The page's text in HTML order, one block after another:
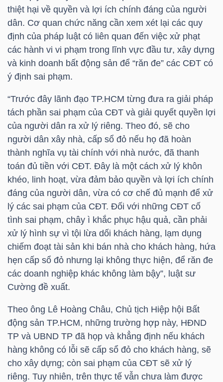
thiệt hại về quyền và lợi ích chính đáng của người
dân. Cơ quan chức năng cần xem xét lại các quy
định của pháp luật có liên quan đến việc xử phạt
các hành vi vi phạm trong lĩnh vực đầu tư, xây dựng
và kinh doanh bất động sản để “răn đe” các CĐT có
ý định sai phạm.
“Trước đây lãnh đạo TP.HCM từng đưa ra giải pháp
tách phần sai phạm của CĐT và giải quyết quyền lợi
của người dân ra xử lý riêng. Theo đó, sẽ cho
người dân xây nhà, cấp sổ đỏ nếu họ đã hoàn
thành nghĩa vụ tài chính với nhà nước, đã thanh
toán đủ tiền với CĐT. Đây là một cách xử lý khôn
khéo, linh hoạt, vừa đảm bảo quyền và lợi ích chính
đáng của người dân, vừa có cơ chế đủ mạnh để xử
lý các sai phạm của CĐT. Đối với những CĐT cố
tình sai phạm, chây ì khắc phục hậu quả, cần phải
xử lý hình sự vì tội lừa dối khách hàng, lạm dụng
chiếm đoạt tài sản khi bán nhà cho khách hàng, hứa
hẹn cấp sổ đỏ nhưng lại không thực hiện, để răn đe
các doanh nghiệp khác không làm bậy”, luật sư
Cường đề xuất.
Theo ông Lê Hoàng Châu, Chủ tịch Hiệp hội Bất
động sản TP.HCM, những trường hợp này, HĐND
TP và UBND TP đã họp và khẳng định nếu khách
hàng không có lỗi sẽ cấp sổ đỏ cho khách hàng, sẽ
cho xây dựng; còn sai phạm của CĐT sẽ xử lý
riêng. Tuy nhiên, trên thực tế vẫn chưa làm được
YẾU
TIÊU
DÙNG
CHĂM
SÓC
SỨC
KHỎE
TÀI
CHÍNH
CÔNG
NGHỆ
THÔNG